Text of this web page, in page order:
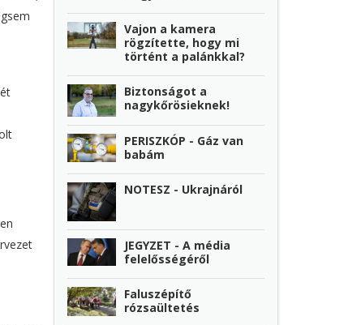
Vajon a kamera
rögzítette, hogy mi
történt a palánkkal?
Biztonságot a
nagykőrösieknek!
PERISZKÓP - Gáz van
babám
NOTESZ - Ukrajnáról
JEGYZET - A média
felelősségéről
Faluszépítő
rózsaültetés